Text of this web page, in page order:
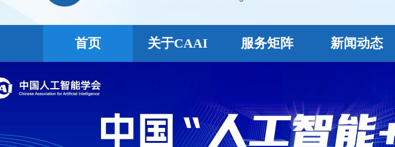
首页 关于CAAI 服务矩阵 新闻动态